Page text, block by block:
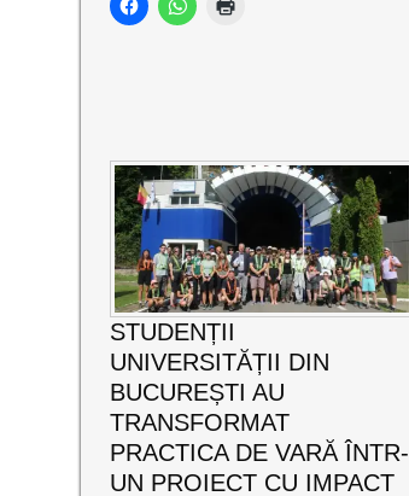
STUDENȚII
UNIVERSITĂȚII DIN
BUCUREȘTI AU
TRANSFORMAT
PRACTICA DE VARĂ ÎNTR-
UN PROIECT CU IMPACT